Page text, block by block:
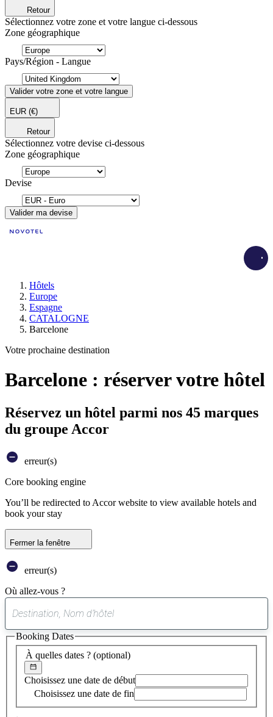
Retour
Sélectionnez votre zone et votre langue ci-dessous
Zone géographique
Pays/Région - Langue
Valider votre zone et votre langue
EUR (€)
Retour
Sélectionnez votre devise ci-dessous
Zone géographique
Devise
Valider ma devise
Hôtels
Europe
Espagne
CATALOGNE
Barcelone
Votre prochaine destination
Barcelone : réserver votre hôtel
Réservez un hôtel parmi nos 45 marques
du groupe Accor
erreur(s)
Core booking engine
You’ll be redirected to Accor website to view available hotels and
book your stay
Fermer la fenêtre
erreur(s)
Où allez-vous ?
suggestion
trouvée
À quelles dates ? (optional)
Choisissez une date de début
Choisissez une date de fin
Booking Dates